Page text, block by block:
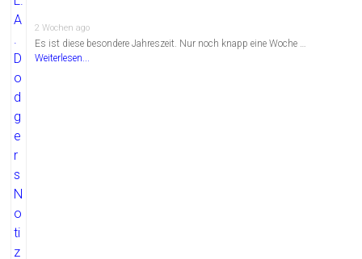
2 Wochen ago
Es ist diese besondere Jahreszeit. Nur noch knapp eine Woche …
Weiterlesen...